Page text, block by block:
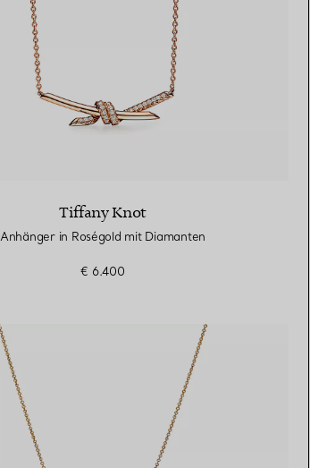
Tiffany Knot
Anhänger in Roségold mit Diamanten
€ 6.400